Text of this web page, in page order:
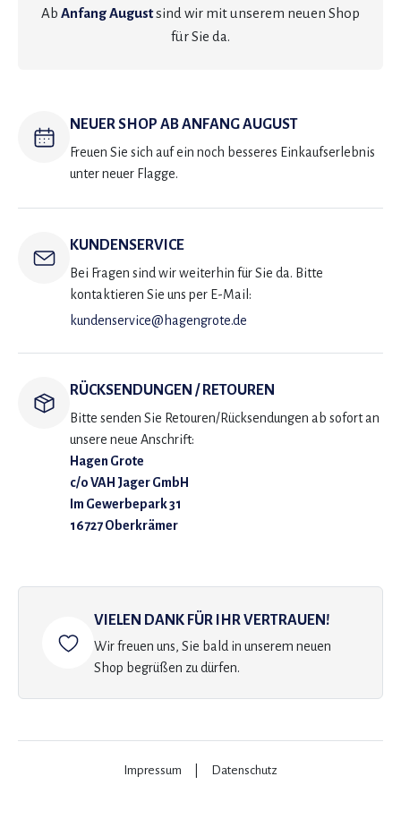
Ab Anfang Augustsind wir mit unserem neuen Shop
für Sie da.
NEUER SHOP AB ANFANG AUGUST
Freuen Sie sich auf ein noch besseres Einkaufserlebnis
unter neuer Flagge.
KUNDENSERVICE
Bei Fragen sind wir weiterhin für Sie da. Bitte
kontaktieren Sie uns per E-Mail:
kundenservice@hagengrote.de
RÜCKSENDUNGEN / RETOUREN
Bitte senden Sie Retouren/Rücksendungen ab sofort an
unsere neue Anschrift:
Hagen Grote
c/o VAH Jager GmbH
Im Gewerbepark 31
16727 Oberkrämer
VIELEN DANK FÜR IHR VERTRAUEN!
Wir freuen uns, Sie bald in unserem neuen
Shop begrüßen zu dürfen.
Impressum Datenschutz